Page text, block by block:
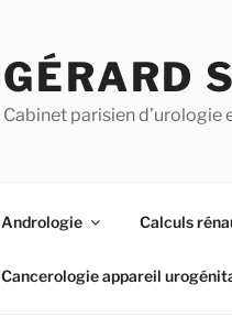
GÉRARD
Cabinet parisien d’urologie
Andrologie Calculs
Cancerologie appareil